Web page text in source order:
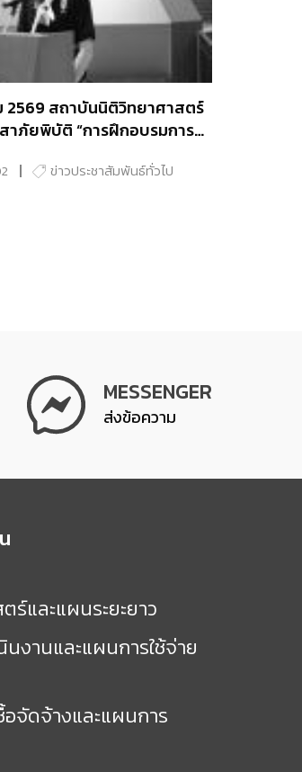
2569 สถาบันนิติวิทยาศาสตร์
าภัยพิบัติ “การฝึกอบรมการ
ระตุกหัวใจไฟฟ้าอัตโนมัติ
ข่าวประชาสัมพันธ์ทั่วไป
MESSENGER
ส่งข้อความ
ร์และแผนระยะยาว
งานและแผนการใช้จ่าย
จัดจ้างและแผนการ